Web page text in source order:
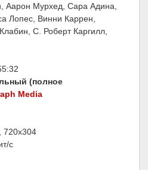
Аарон Мурхед, Сара Адина,
Лопес, Винни Каррен,
С. Роберт Каргилл,
(полное
Media
720x304
с